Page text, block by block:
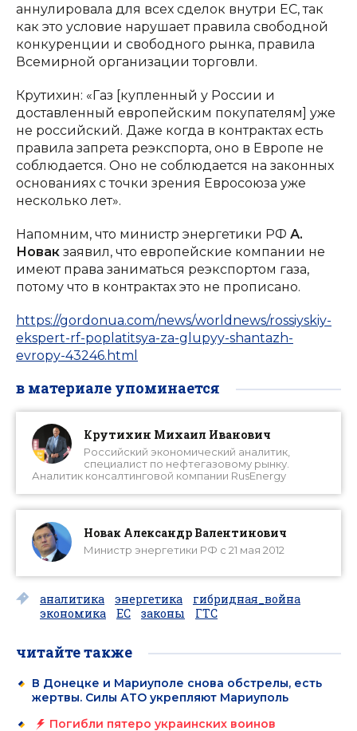
аннулировала для всех сделок внутри ЕС, так
как это условие нарушает правила свободной
конкуренции и свободного рынка, правила
Всемирной организации торговли.
Крутихин: «Газ [купленный у России и
доставленный европейским покупателям] уже
не российский. Даже когда в контрактах есть
правила запрета реэкспорта, оно в Европе не
соблюдается. Оно не соблюдается на законных
основаниях с точки зрения Евросоюза уже
несколько лет».
Напомним, что министр энергетики РФ А.
Новак заявил, что европейские компании не
имеют права заниматься реэкспортом газа,
потому что в контрактах это не прописано.
https://gordonua.com/news/worldnews/rossiyskiy-
ekspert-rf-poplatitsya-za-glupyy-shantazh-
evropy-43246.html
в материале упоминается
Крутихин Михаил Иванович
Российский экономический аналитик,
специалист по нефтегазовому рынку.
Аналитик консалтинговой компании RusEnergy
Новак Александр Валентинович
Министр энергетики РФ с 21 мая 2012
аналитика энергетика
гибридная_война
экономика
ЕС законы ГТС
читайте также
В Донецке и Мариуполе снова обстрелы, есть
жертвы. Силы АТО укрепляют Мариуполь
Погибли пятеро украинских воинов